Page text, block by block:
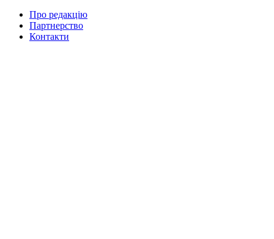
Про редакцію
Партнерство
Контакти